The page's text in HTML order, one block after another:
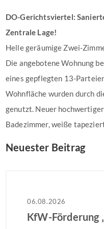
DO-Gerichtsviertel:
Zentrale Lage!
Helle geräumige Zwei-
Die angebotene Wohnung
eines gepflegten 13-
Wohnfläche wurden durch
genutzt. Neuer
Badezimmer, weiße
Neuester Beitrag
06.08.2026